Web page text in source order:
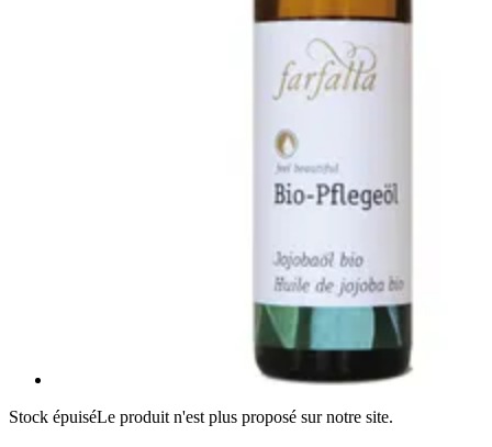
Stock épuiséLe produit n'est plus proposé sur notre site.